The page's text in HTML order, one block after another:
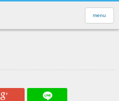
menu
はてなブックマークGoogle Plus